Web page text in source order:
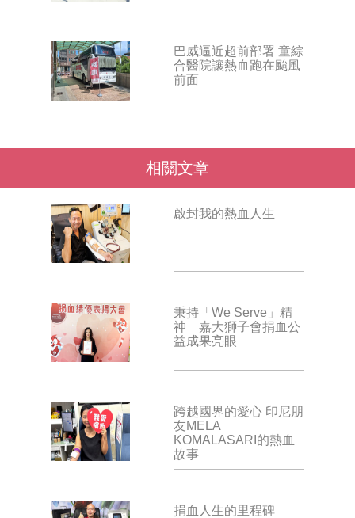
巴威逼近超前部署 童綜
合醫院讓熱血跑在颱風
前面
相關文章
啟封我的熱血人生
秉持「We Serve」精
神 嘉大獅子會捐血公
益成果亮眼
跨越國界的愛心 印尼朋
友MELA
KOMALASARI的熱血
故事
捐血人生的里程碑